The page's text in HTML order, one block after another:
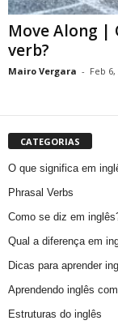
Move Along |
verb?
Mairo Vergara - Feb 6,
CATEGORIAS
O que significa em
Phrasal Verbs
Como se diz em
Qual a diferença em
Dicas para aprender
Aprendendo inglês
Estruturas do inglês